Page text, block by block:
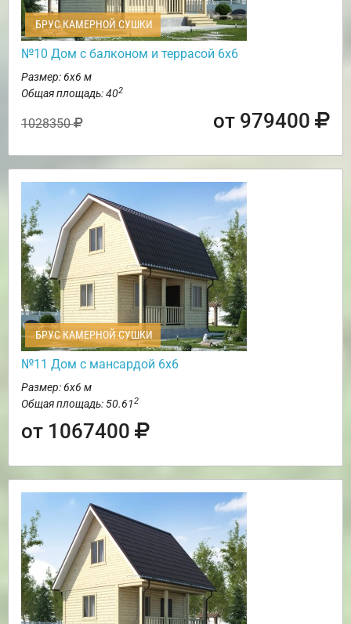
БРУС КАМЕРНОЙ СУШКИ
№10 Дом с балконом и террасой 6х6
Размер: 6х6 м
Общая площадь: 402
1028350 от 979400
БРУС КАМЕРНОЙ СУШКИ
№11 Дом с мансардой 6х6
Размер: 6х6 м
Общая площадь: 50.612
от 1067400